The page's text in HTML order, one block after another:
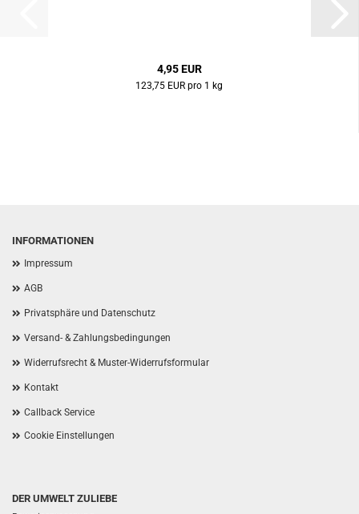
4,95 EUR
123,75 EUR pro 1 kg
INFORMATIONEN
Impressum
AGB
Privatsphäre und Datenschutz
Versand- & Zahlungsbedingungen
Widerrufsrecht & Muster-Widerrufsformular
Kontakt
Callback Service
Cookie Einstellungen
DER UMWELT ZULIEBE